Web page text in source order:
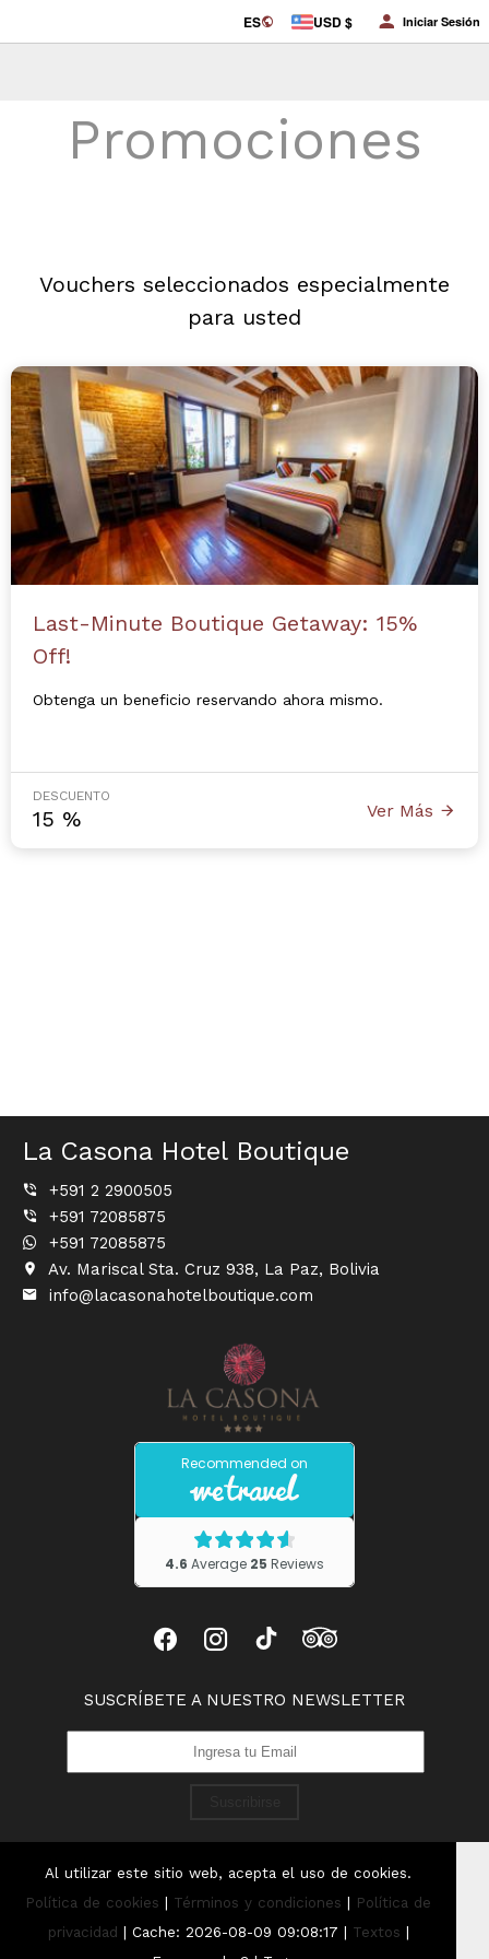
ES USD $ Iniciar Sesión
Promociones
Vouchers seleccionados especialmente
para usted
Last-Minute Boutique Getaway: 15%
Off!
Obtenga un beneficio reservando ahora mismo.
DESCUENTO
15 % Ver Más
La Casona Hotel Boutique
+591 2 2900505
+591 72085875
+591 72085875
Av. Mariscal Sta. Cruz 938, La Paz, Bolivia
info@lacasonahotelboutique.com
SUSCRÍBETE A NUESTRO NEWSLETTER
Al utilizar este sitio web, acepta el uso de cookies.
Política de cookies | Términos y condiciones | Política de
privacidad | Cache: 2026-08-09 09:08:17 | Textos |